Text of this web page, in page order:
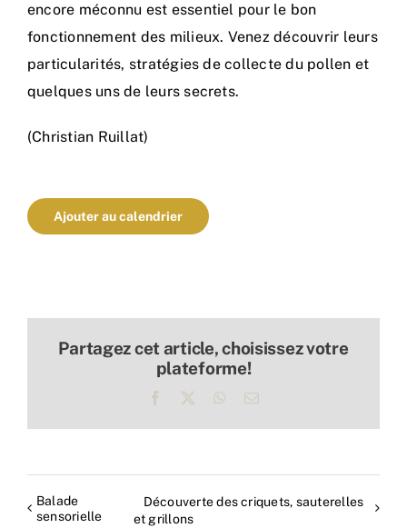
encore méconnu est essentiel pour le bon
fonctionnement des milieux. Venez découvrir leurs
particularités, stratégies de collecte du pollen et
quelques uns de leurs secrets.
(Christian Ruillat)
Ajouter au calendrier
Partagez cet article, choisissez votre
plateforme!
Facebook WhatsApp
Email
Balade
sensorielle
Découverte des criquets, sauterelles
et grillons